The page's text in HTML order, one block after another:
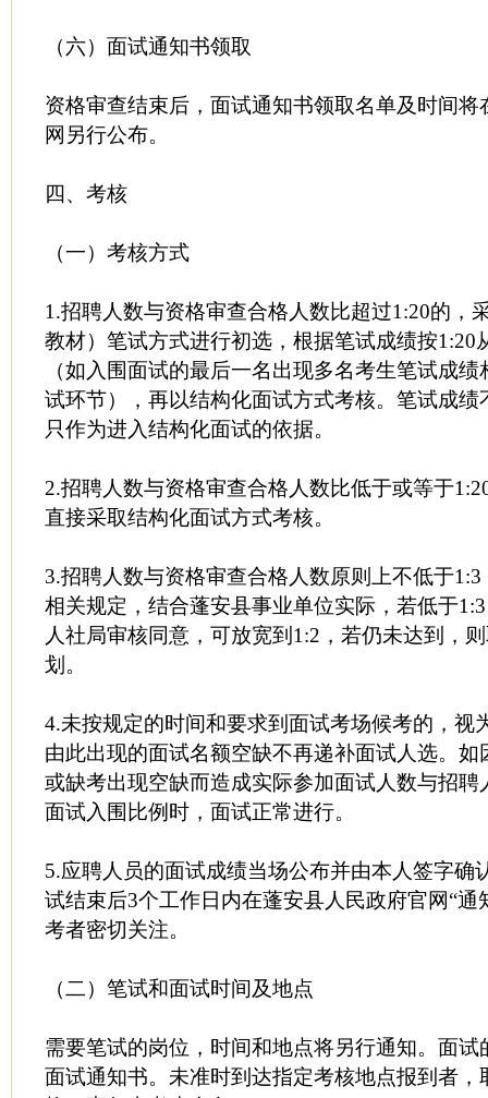
（六）面试通知书领取
资格审查结束后，面试通知书领取名单及时间将
网另行公布。
四、考核
（一）考核方式
1.招聘人数与资格审查合格人数比超过1:20的，
教材）笔试方式进行初选，根据笔试成绩按1:20
（如入围面试的最后一名出现多名考生笔试成
试环节），再以结构化面试方式考核。笔试成绩
只作为进入结构化面试的依据。
2.招聘人数与资格审查合格人数比低于或等于
直接采取结构化面试方式考核。
3.招聘人数与资格审查合格人数原则上不低于
相关规定，结合蓬安县事业单位实际，若低于
人社局审核同意，可放宽到1:2，若仍未达到，
划。
4.未按规定的时间和要求到面试考场候考的，视
由此出现的面试名额空缺不再递补面试人选。如
或缺考出现空缺而造成实际参加面试人数与招聘
面试入围比例时，面试正常进行。
5.应聘人员的面试成绩当场公布并由本人签字确
试结束后3个工作日内在蓬安县人民政府官网“通
考者密切关注。
（二）笔试和面试时间及地点
需要笔试的岗位，时间和地点将另行通知。面试
面试通知书。未准时到达指定考核地点报到者，